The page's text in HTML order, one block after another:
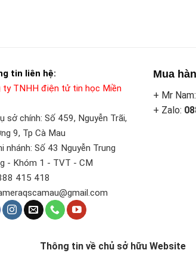
tin liên hệ:
ty TNHH điện tử tin học Miền
sở chính: Số 459, Nguyễn Trãi,
9, Tp Cà Mau
nhánh: Số 43 Nguyễn Trung
- Khóm 1 - TVT - CM
415 418
Mua
+ Mr Nam:
+ Zalo:
Thông tin về chủ sở hữu Website